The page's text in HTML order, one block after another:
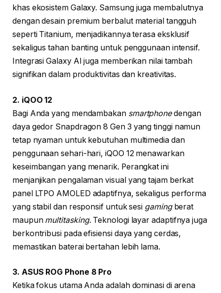
khas ekosistem Galaxy. Samsung juga membalutnya
dengan desain premium berbalut material tangguh
seperti Titanium, menjadikannya terasa eksklusif
sekaligus tahan banting untuk penggunaan intensif.
Integrasi Galaxy AI juga memberikan nilai tambah
signifikan dalam produktivitas dan kreativitas.
2. iQOO 12
Bagi Anda yang mendambakan smartphonedengan
daya gedor Snapdragon 8 Gen 3 yang tinggi namun
tetap nyaman untuk kebutuhan multimedia dan
penggunaan sehari-hari, iQOO 12 menawarkan
keseimbangan yang menarik. Perangkat ini
menjanjikan pengalaman visual yang tajam berkat
panel LTPO AMOLED adaptifnya, sekaligus performa
yang stabil dan responsif untuk sesi gamingberat
maupun multitasking. Teknologi layar adaptifnya juga
berkontribusi pada efisiensi daya yang cerdas,
memastikan baterai bertahan lebih lama.
3. ASUS ROG Phone 8 Pro
Ketika fokus utama Anda adalah dominasi di arena